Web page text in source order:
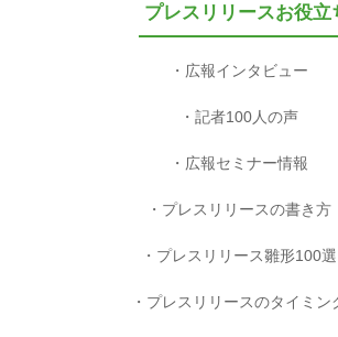
プレスリリースお役立
広報インタビュー
記者100人の声
広報セミナー情報
プレスリリースの書き方
プレスリリース雛形100選
プレスリリースのタイミン